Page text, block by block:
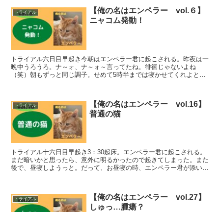
トライアル
【俺の名はエンペラー vol.６】
ニャコム発動！
トライアル六日目早起き今朝はエンペラー君に起こされる。昨夜は一
晩中うろうろ。ナ～ォ、ナ～ォ～言ってたね。徘徊じゃないよね
（笑）朝もずっと同じ調子。せめて5時半までは寝かせてくれよと思
トライアル
【俺の名はエンペラー vol.16】
普通の猫
トライアル十六日目早起き3：30起床。エンペラー君に起こされる。
まだ暗いかと思ったら、意外に明るかったので起きてしまった。また
後で、昼寝しようっと。だって、お昼寝の時、エンペラー君が添い寝
トライアル
【俺の名はエンペラー vol.27】
しゅっ…腫瘍？